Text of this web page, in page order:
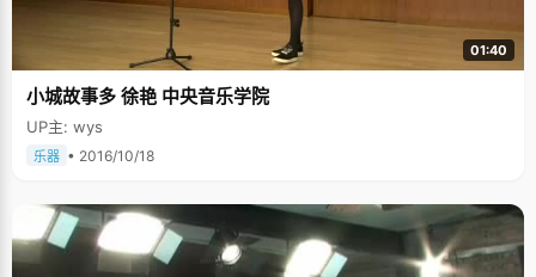
01:40
小城故事多 徐艳 中央音乐学院
UP主: wys
乐器 • 2016/10/18